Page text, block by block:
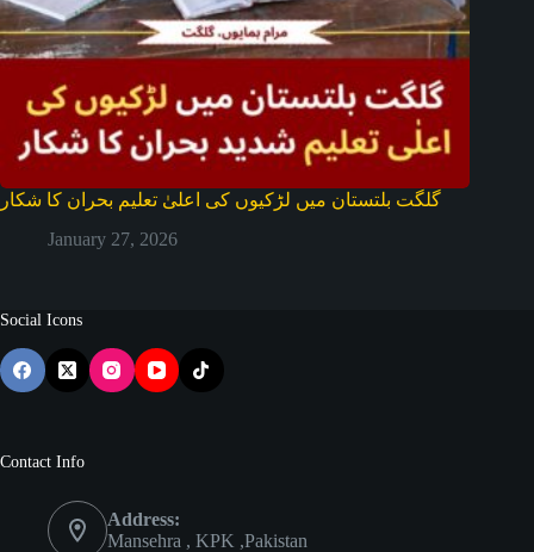
گلگت بلتستان میں لڑکیوں کی اعلیٰ تعلیم بحران کا شکار
January 27, 2026
Social Icons
Contact Info
Address:
Mansehra , KPK ,Pakistan